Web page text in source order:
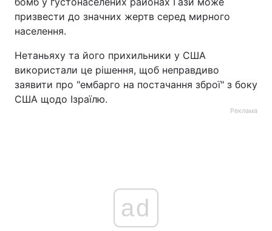
призвести до значних жертв серед мирного
населення.
Нетаньяху та його прихильники у США
використали це рішення, щоб неправдиво
заявити про "ембарго на постачання зброї" з боку
США щодо Ізраїлю.
Реклама
ad